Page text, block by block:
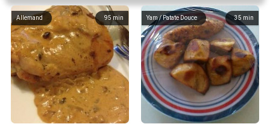
95 min
Allemand 35 min
Yam / Patate Douce